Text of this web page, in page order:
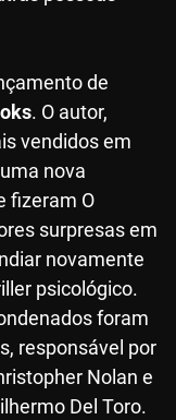
de
. O autor,
vendidos em
nova
fizeram O
surpresas em
novamente
psicológico.
foram
responsável por
Nolan e
Del Toro.